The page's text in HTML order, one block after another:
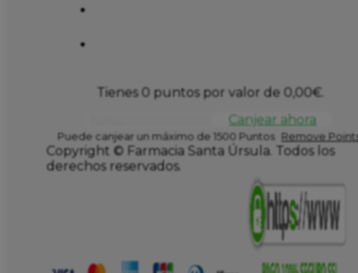
Tienes 0 puntos por valor de 0,00€.
Canjear ahora
Puede canjear un máximo de 1500 Puntos Remove
Copyright © Farmacia Santa Úrsula. Todos los
derechos reservados.